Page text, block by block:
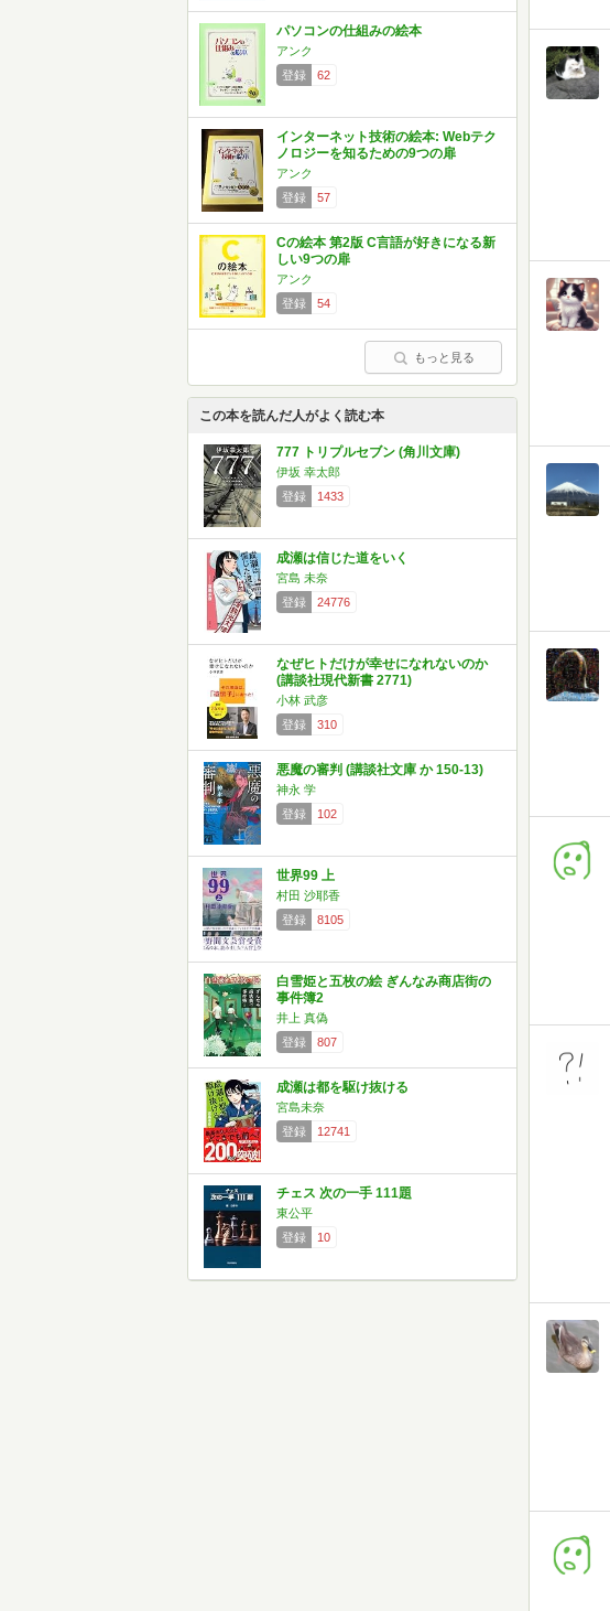
パソコンの仕組みの絵本
アンク
登録
62
インターネット技術の絵本: Webテク
ノロジーを知るための9つの扉
アンク
登録
57
Cの絵本 第2版 C言語が好きになる新
しい9つの扉
アンク
登録
54
もっと見る
この本を読んだ人がよく読む本
777 トリプルセブン (角川文庫)
伊坂 幸太郎
登録
1433
成瀬は信じた道をいく
宮島 未奈
登録
24776
なぜヒトだけが幸せになれないのか
(講談社現代新書 2771)
小林 武彦
登録
310
悪魔の審判 (講談社文庫 か 150-13)
神永 学
登録
102
世界99 上
村田 沙耶香
登録
8105
白雪姫と五枚の絵 ぎんなみ商店街の
事件簿2
井上 真偽
登録
807
成瀬は都を駆け抜ける
宮島未奈
登録
12741
チェス 次の一手 111題
東公平
登録
10